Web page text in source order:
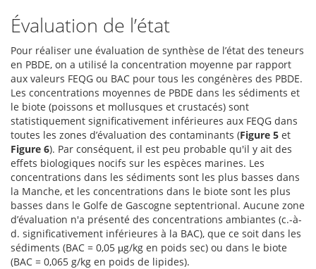
Évaluation de l’état
Pour réaliser une évaluation de synthèse de l’état des teneurs
en PBDE, on a utilisé la concentration moyenne par rapport
aux valeurs FEQG ou BAC pour tous les congénères des PBDE.
Les concentrations moyennes de PBDE dans les sédiments et
le biote (poissons et mollusques et crustacés) sont
statistiquement significativement inférieures aux FEQG dans
toutes les zones d’évaluation des contaminants (Figure 5 et
Figure 6). Par conséquent, il est peu probable qu'il y ait des
effets biologiques nocifs sur les espèces marines. Les
concentrations dans les sédiments sont les plus basses dans
la Manche, et les concentrations dans le biote sont les plus
basses dans le Golfe de Gascogne septentrional. Aucune zone
d’évaluation n'a présenté des concentrations ambiantes (c.-à-
d. significativement inférieures à la BAC), que ce soit dans les
sédiments (BAC = 0,05 μg/kg en poids sec) ou dans le biote
(BAC = 0,065 g/kg en poids de lipides).